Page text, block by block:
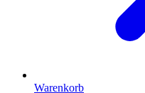
Warenkorb